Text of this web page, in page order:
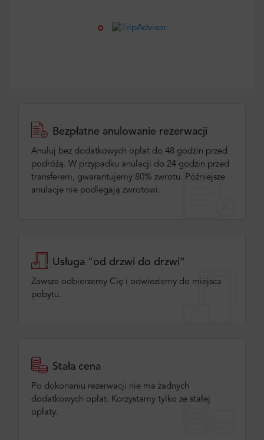
Bezpłatne anulowanie rezerwacji
Anuluj bez dodatkowych opłat do 48 godzin przed
podróżą. W przypadku anulacji do 24 godzin przed
transferem, gwarantujemy 80% zwrotu. Późniejsze
anulacje nie podlegają zwrotowi.
Usługa "od drzwi do drzwi"
Zawsze odbierzemy Cię i odwieziemy do miejsca
pobytu.
Stała cena
Po dokonaniu rezerwacji nie ma żadnych
dodatkowych opłat. Korzystamy tylko ze stałej
opłaty.